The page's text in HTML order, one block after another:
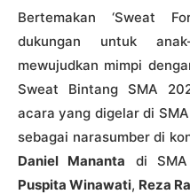
Bertemakan ‘Sweat
dukungan untuk
mewujudkan mimpi
Sweat Bintang SMA
acara yang digelar di
sebagai narasumber di
Daniel Mananta di
Puspita Winawati, Reza